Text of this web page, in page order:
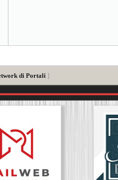
di Portali ]